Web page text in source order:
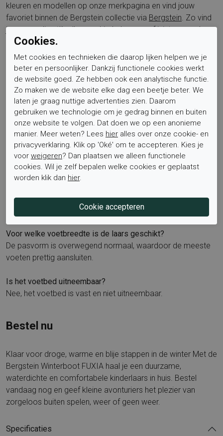
kleuren en modellen op onze merkpagina en vind jouw
favoriet binnen de Bergstein collectie via Bergstein. Zo vind
je eenvoudig stijlvolle roze kinderlaarzen of juist een andere
tint die past bij de wintergarderobe.
Veelgestelde vragen
Waarvoor kan ik dit artikel gebruiken?
Voor dagelijks gebruik in nat en koud weer, zoals naar
school, buiten spelen en wandelingen in het bos.
Is de laars waterdicht?
Ja, het buitenwerk is van rubber en daardoor waterdicht.
Voor kinderen die comfortabele en warme laarzen nodig
hebben, geschikt voor jongens en meisjes.
Voor welke voetbreedte is de laars geschikt?
De pasvorm is overwegend normaal, waardoor de meeste
voeten prettig aansluiten.
Is het voetbed uitneembaar?
Nee, het voetbed is vast en niet uitneembaar.
Bestel nu
Klaar voor droge, warme en blije stappen in de winter Met de
Bergstein Winterboot FUXIA haal je een duurzame,
waterdichte en comfortabele kinderlaars in huis. Bestel
vandaag nog en geef kleine avonturiers het plezier van
zorgeloos buiten spelen, weer of geen weer.
Specificaties
Cookies.
Met cookies en technieken die daarop lijken helpen we je
beter en persoonlijker. Dankzij functionele cookies werkt
de website goed. Ze hebben ook een analytische functie.
Zo maken we de website elke dag een beetje beter. We
laten je graag nuttige advertenties zien. Daarom
gebruiken we technologie om je gedrag binnen en buiten
onze website te volgen. Dat doen we op een anonieme
manier. Meer weten? Lees hier alles over onze cookie- en
privacyverklaring. Klik op 'Oké' om te accepteren. Kies je
voor weigeren? Dan plaatsen we alleen functionele
cookies. Wil je zelf bepalen welke cookies er geplaatst
worden klik dan hier.